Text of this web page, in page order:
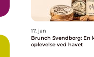
17. jan
Brunch Svendborg: En
oplevelse ved havet